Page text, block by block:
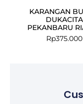
KARANGAN
DUKACITA
PEKANBARU
Rp375.000